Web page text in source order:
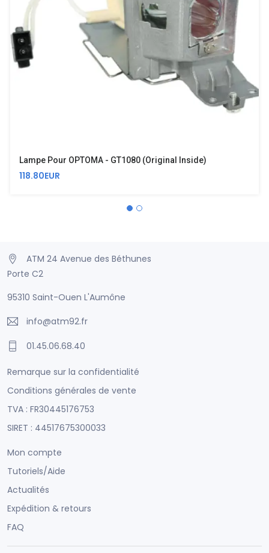
Lampe Pour OPTOMA - GT1080 (Original Inside)
118.80EUR
ATM 24 Avenue des Béthunes
Porte C2
95310 Saint-Ouen L'Aumône
info@atm92.fr
01.45.06.68.40
Remarque sur la confidentialité
Conditions générales de vente
TVA : FR30445176753
SIRET : 44517675300033
Mon compte
Tutoriels/Aide
Actualités
Expédition & retours
FAQ